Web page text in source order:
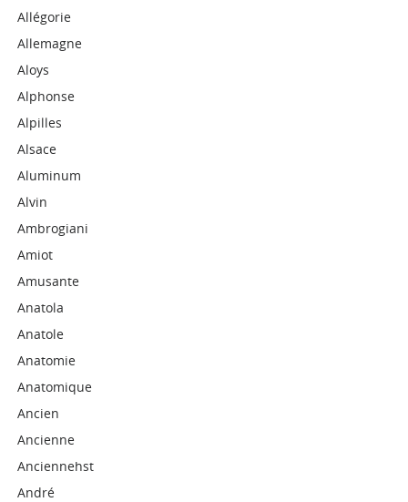
Allégorie
Allemagne
Aloys
Alphonse
Alpilles
Alsace
Aluminum
Alvin
Ambrogiani
Amiot
Amusante
Anatola
Anatole
Anatomie
Anatomique
Ancien
Ancienne
Anciennehst
André